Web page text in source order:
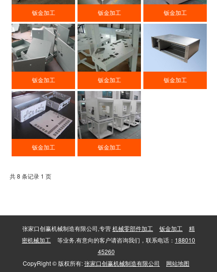
钣金加工 钣金加工 钣金加工
钣金加工 钣金加工 钣金加工
钣金加工 钣金加工
共 8 条记录 1 页
张家口创赢机械制造有限公司,专营机械零部件加工 钣金加工
精
密机械加工
等业务,有意向的客户请咨询我们，联系电话： 188010
45260
CopyRight © 版权所有:张家口创赢机械制造有限公司
网站地图